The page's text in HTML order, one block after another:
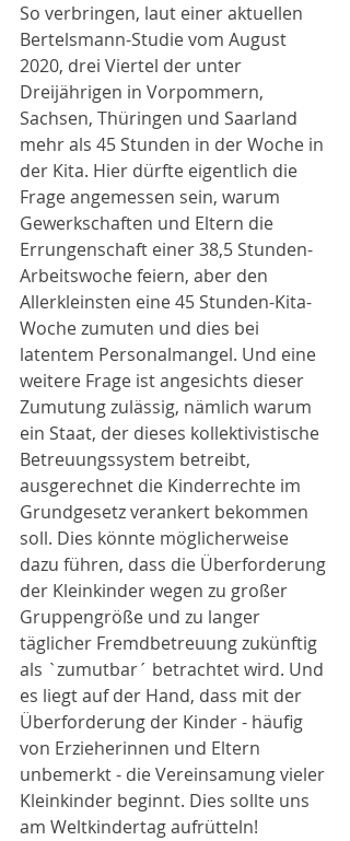
So verbringen, laut einer aktuellen
Bertelsmann-Studie vom August
2020, drei Viertel der unter
Dreijährigen in Vorpommern,
Sachsen, Thüringen und Saarland
mehr als 45 Stunden in der Woche in
der Kita. Hier dürfte eigentlich die
Frage angemessen sein, warum
Gewerkschaften und Eltern die
Errungenschaft einer 38,5 Stunden-
Arbeitswoche feiern, aber den
Allerkleinsten eine 45 Stunden-Kita-
Woche zumuten und dies bei
latentem Personalmangel. Und eine
weitere Frage ist angesichts dieser
Zumutung zulässig, nämlich warum
ein Staat, der dieses kollektivistische
Betreuungssystem betreibt,
ausgerechnet die Kinderrechte im
Grundgesetz verankert bekommen
soll. Dies könnte möglicherweise
dazu führen, dass die Überforderung
der Kleinkinder wegen zu großer
Gruppengröße und zu langer
täglicher Fremdbetreuung zukünftig
als `zumutbar´ betrachtet wird. Und
es liegt auf der Hand, dass mit der
Überforderung der Kinder - häufig
von Erzieherinnen und Eltern
unbemerkt - die Vereinsamung vieler
Kleinkinder beginnt. Dies sollte uns
am Weltkindertag aufrütteln!